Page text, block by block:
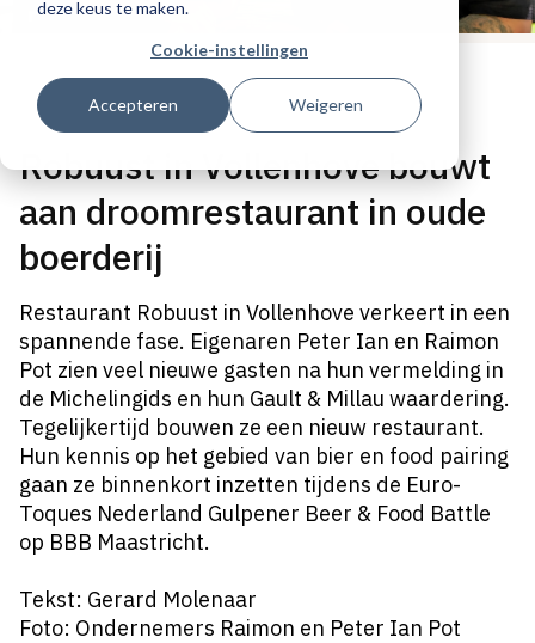
deze keus te maken.
Cookie-instellingen
Accepteren Weigeren
Tags:bier,michelin,gaultmillau
Gepubliceerd op: 7 oktober 2025
Robuust in Vollenhove bouwt
aan droomrestaurant in oude
boerderij
Restaurant Robuust in Vollenhove verkeert in een
spannende fase. Eigenaren Peter Ian en Raimon
Pot zien veel nieuwe gasten na hun vermelding in
de Michelingids en hun Gault & Millau waardering.
Tegelijkertijd bouwen ze een nieuw restaurant.
Hun kennis op het gebied van bier en food pairing
gaan ze binnenkort inzetten tijdens de Euro-
Toques Nederland Gulpener Beer & Food Battle
op BBB Maastricht.
Tekst: Gerard Molenaar
Foto: Ondernemers Raimon en Peter Ian Pot